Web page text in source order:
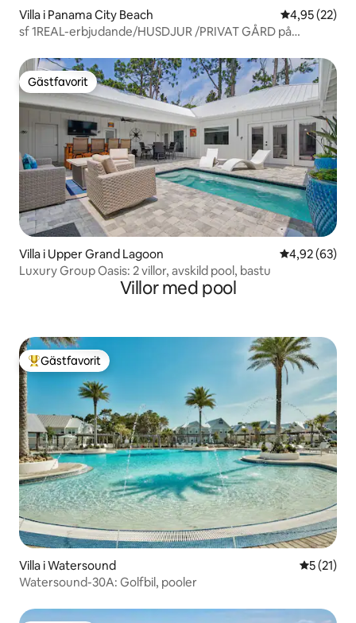
Villa i Panama City Beach 4,95 av 5 i
4,95 (22)
sf 1REAL-erbjudande/HUSDJUR /PRIVAT GÅRD på
Gästfavorit
Gästfavorit
Villa i Upper Grand Lagoon 4,92 av 5 i
4,92 (63)
Luxury Group Oasis: 2 villor, avskild pool, bastu
Villor med pool
Populär gästfavorit
Gästfavorit
Villa i Watersound 5 av 5 i
5 (21)
Watersound-30A: Golfbil, pooler